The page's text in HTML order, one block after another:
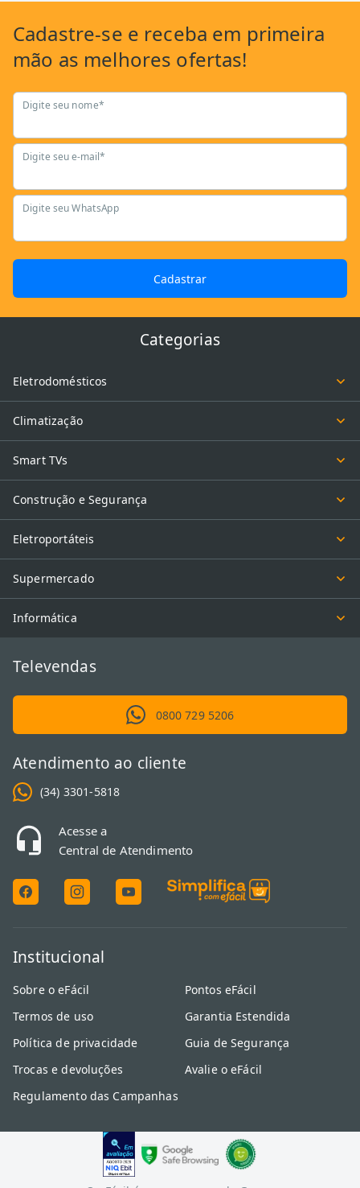
Cadastre-se e receba em primeira
mão as melhores ofertas!
Digite seu nome*
Digite seu e-mail*
Digite seu WhatsApp
Cadastrar
Categorias
Eletrodomésticos
Climatização
Smart TVs
Construção e Segurança
Eletroportáteis
Supermercado
Informática
Televendas
0800 729 5206
Atendimento ao cliente
(34) 3301-5818
Acesse a
Central de Atendimento
Institucional
Sobre o eFácil
Termos de uso
Política de privacidade
Trocas e devoluções
Regulamento das Campanhas
Pontos eFácil
Garantia Estendida
Guia de Segurança
Avalie o eFácil